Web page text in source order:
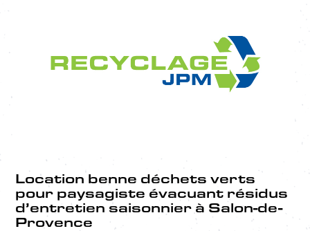
Location benne déchets verts
pour paysagiste évacuant résidus
d’entretien saisonnier à Salon-de-
Provence